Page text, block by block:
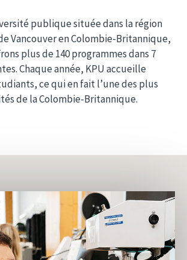
publique située dans la région
Vancouver en Colombie-Britannique,
plus de 140 programmes dans 7
Chaque année, KPU accueille
ce qui en fait l’une des plus
de la Colombie-Britannique.